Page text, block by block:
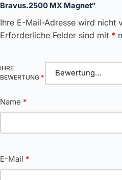
Bravus.2500 MX Magnet“
Ihre E-Mail-Adresse wird nicht
Erforderliche Felder sind mit *
IHRE
BEWERTUNG *
Name *
E-Mail *